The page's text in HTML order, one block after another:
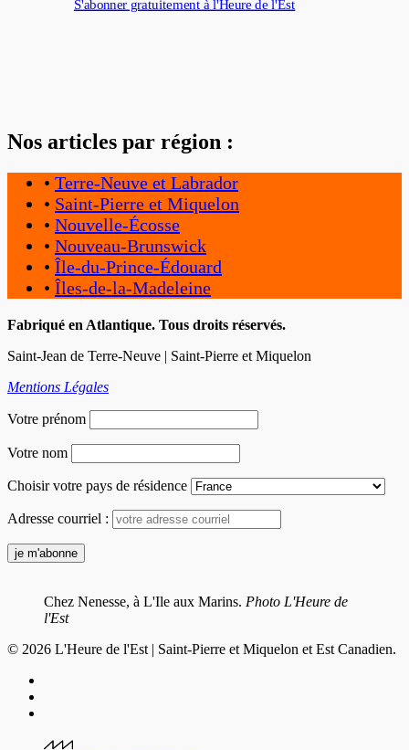
S'abonner gratuitement à l'Heure de l'Est
Nos articles par région :
• Terre-Neuve et Labrador
• Saint-Pierre et Miquelon
• Nouvelle-Écosse
• Nouveau-Brunswick
• Île-du-Prince-Édouard
• Îles-de-la-Madeleine
Fabriqué en Atlantique. Tous droits réservés.
Saint-Jean de Terre-Neuve | Saint-Pierre et Miquelon
Mentions Légales
Votre prénom
Votre nom
Choisir votre pays de résidence
Adresse courriel :
Chez Nenesse, à L'Ile aux Marins. Photo L'Heure de
l'Est
© 2026 L'Heure de l'Est | Saint-Pierre et Miquelon et Est Canadien.